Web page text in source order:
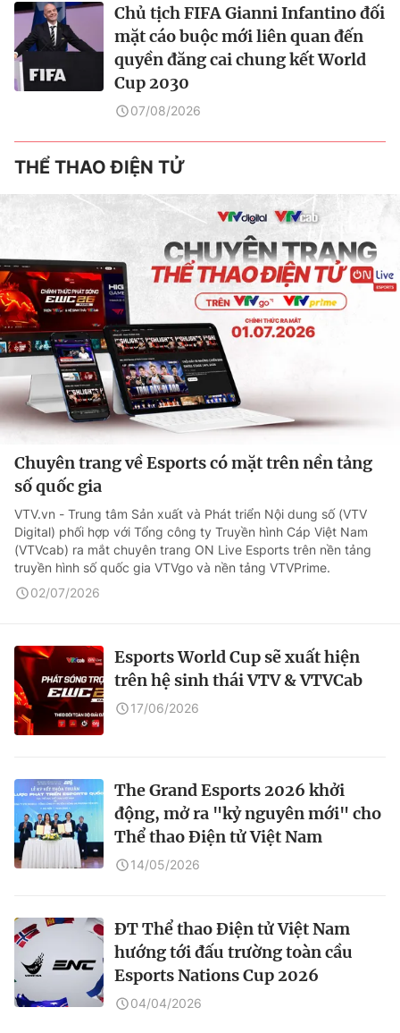
Chủ tịch FIFA Gianni Infantino đối
mặt cáo buộc mới liên quan đến
quyền đăng cai chung kết World
Cup 2030
07/08/2026
THỂ THAO ĐIỆN TỬ
Chuyên trang về Esports có mặt trên nền tảng
số quốc gia
VTV.vn - Trung tâm Sản xuất và Phát triển Nội dung số (VTV
Digital) phối hợp với Tổng công ty Truyền hình Cáp Việt Nam
(VTVcab) ra mắt chuyên trang ON Live Esports trên nền tảng
truyền hình số quốc gia VTVgo và nền tảng VTVPrime.
02/07/2026
Esports World Cup sẽ xuất hiện
trên hệ sinh thái VTV & VTVCab
17/06/2026
The Grand Esports 2026 khởi
động, mở ra "kỷ nguyên mới" cho
Thể thao Điện tử Việt Nam
14/05/2026
ĐT Thể thao Điện tử Việt Nam
hướng tới đấu trường toàn cầu
Esports Nations Cup 2026
04/04/2026